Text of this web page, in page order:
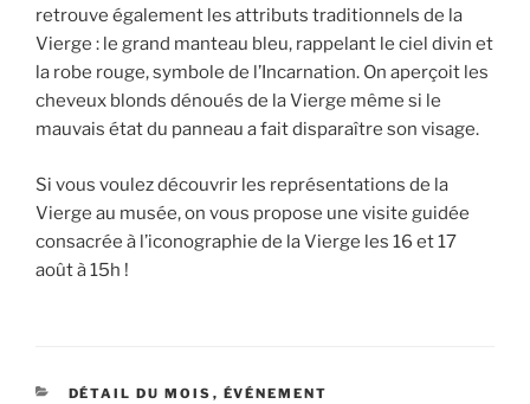
retrouve également les attributs traditionnels de la
Vierge : le grand manteau bleu, rappelant le ciel divin et
la robe rouge, symbole de l’Incarnation. On aperçoit les
cheveux blonds dénoués de la Vierge même si le
mauvais état du panneau a fait disparaître son visage.
Si vous voulez découvrir les représentations de la
Vierge au musée, on vous propose une visite guidée
consacrée à l’iconographie de la Vierge les 16 et 17
août à 15h !
CATÉGORIES
DÉTAIL DU MOIS , ÉVÉNEMENT